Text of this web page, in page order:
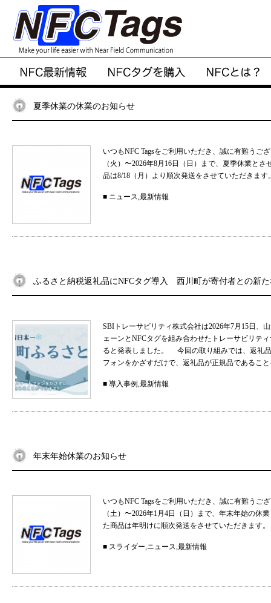
夏季休業の休業のお知らせ
いつもNFC Tagsをご利用いただき、誠に有難う
（火）〜2026年8月16日（日）まで、夏季休業と
品は8/18（月）より順次発送をさせていただきま
■ ニュース,最新情報
ふるさと納税返礼品にNFCタグ導入 西川町が寄付者との新
SBIトレーサビリティ株式会社は2026年7月15日、
ェーンとNFCタグを組み合わせたトレーサビリテ
ると発表しました。 今回の取り組みでは、返礼
フォンをかざすだけで、返礼品が正規品であるこ
■ 導入事例,最新情報
年末年始休業のお知らせ
いつもNFC Tagsをご利用いただき、誠に有難う
（土）〜2026年1月4日（日）まで、年末年始の
た商品は年明けに順次発送をさせていただきます
■ スライダー,ニュース,最新情報